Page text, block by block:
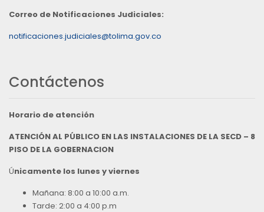
Correo de Notificaciones Judiciales:
notificaciones.judiciales@tolima.gov.co
Contáctenos
Horario de atención
ATENCIÓN AL PÚBLICO EN LAS INSTALACIONES DE LA SECD – 8
PISO DE LA GOBERNACION
Únicamente los lunes y viernes
Mañana: 8:00 a 10:00 a.m.
Tarde: 2:00 a 4:00 p.m